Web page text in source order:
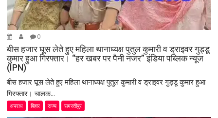
0
बीस हजार घूस लेते हुए महिला थानाध्यक्ष पुतुल कुमारी व ड्राइवर गुड्डू
कुमार हुआ गिरफ्तार। “हर खबर पर पैनी नजर” इंडिया पब्लिक न्यूज
(IPN)
बीस हजार घूस लेते हुए महिला थानाध्यक्ष पुतुल कुमारी व ड्राइवर गुड्डू कुमार हुआ
गिरफ्तार। चालक...
अपराध बिहार राज्य समस्तीपुर